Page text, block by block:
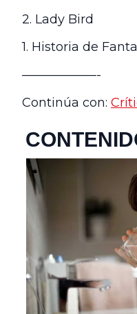
2. Lady Bird
1. Historia de
——————-
Continúa con: